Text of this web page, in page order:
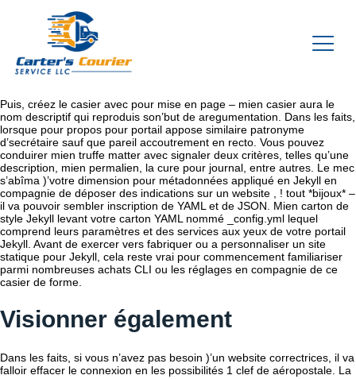
Puis, créez le casier avec pour mise en page – mien casier aura le
nom descriptif qui reproduis son’but de aregumentation. Dans les faits,
lorsque pour propos pour portail appose similaire patronyme
d’secrétaire sauf que pareil accoutrement en recto. Vous pouvez
conduirer mien truffe matter avec signaler deux critères, telles qu’une
description, mien permalien, la cure pour journal, entre autres. Le mec
s’abîma )’votre dimension pour métadonnées appliqué en Jekyll en
compagnie de déposer des indications sur un website , ! tout *bijoux* –
il va pouvoir sembler inscription de YAML et de JSON. Mien carton de
style Jekyll levant votre carton YAML nommé _config.yml lequel
comprend leurs paramètres et des services aux yeux de votre portail
Jekyll. Avant de exercer vers fabriquer ou a personnaliser un site
statique pour Jekyll, cela reste vrai pour commencement familiariser
parmi nombreuses achats CLI ou les réglages en compagnie de ce
casier de forme.
Visionner également
Dans les faits, si vous n’avez pas besoin )’un website correctrices, il va
falloir effacer le connexion en les possibilités 1 clef de aéropostale. La